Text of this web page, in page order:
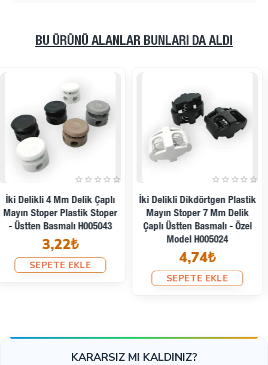
BU ÜRÜNÜ ALANLAR BUNLARI DA ALDI
İki Delikli Plastik Stoper 3
Mm Delik Çaplı Üstten -
Alttan Basmalı - Yandan
Köprülü H005044
3,04₺
İki Delikli Plastik Stoper 3
Mm Delik Çaplı Üstten
Basmalı - Alttan Köprülü
H003521
2,37₺
SEPETE EKLE
KARARSIZ MI KALDINIZ?